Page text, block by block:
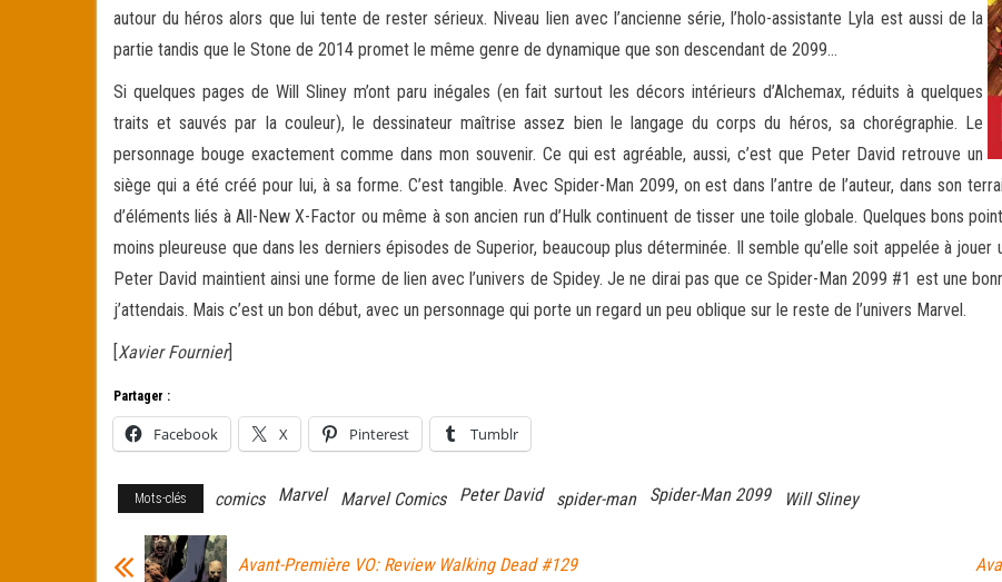
autour du héros alors que lui tente de rester sérieux. Niveau lien avec l’ancienne série, l’holo-assistante Lyla est aussi de la
partie tandis que le Stone de 2014 promet le même genre de dynamique que son descendant de 2099…
Si quelques pages de Will Sliney m’ont paru inégales (en fait surtout les décors intérieurs d’Alchemax, réduits à quelques
traits et sauvés par la couleur), le dessinateur maîtrise assez bien le langage du corps du héros, sa chorégraphie. Le
personnage bouge exactement comme dans mon souvenir. Ce qui est agréable, aussi, c’est que Peter David retrouve un
siège qui a été créé pour lui, à sa forme. C’est tangible. Avec Spider-Man 2099, on est dans l’antre de l’auteur, dans son
d’éléments liés à All-New X-Factor ou même à son ancien run d’Hulk continuent de tisser une toile globale. Quelques bons
moins pleureuse que dans les derniers épisodes de Superior, beaucoup plus déterminée. Il semble qu’elle soit appelée à
Peter David maintient ainsi une forme de lien avec l’univers de Spidey. Je ne dirai pas que ce Spider-Man 2099 #1 est une
j’attendais. Mais c’est un bon début, avec un personnage qui porte un regard un peu oblique sur le reste de l’univers Marvel.
[Xavier Fournier]
Partager :
Facebook X Pinterest Tumblr
Mots-clés comics Marvel Marvel Comics Peter David spider-man Spider-Man 2099 Will Sliney
Avant-Première VO: Review Walking Dead #129